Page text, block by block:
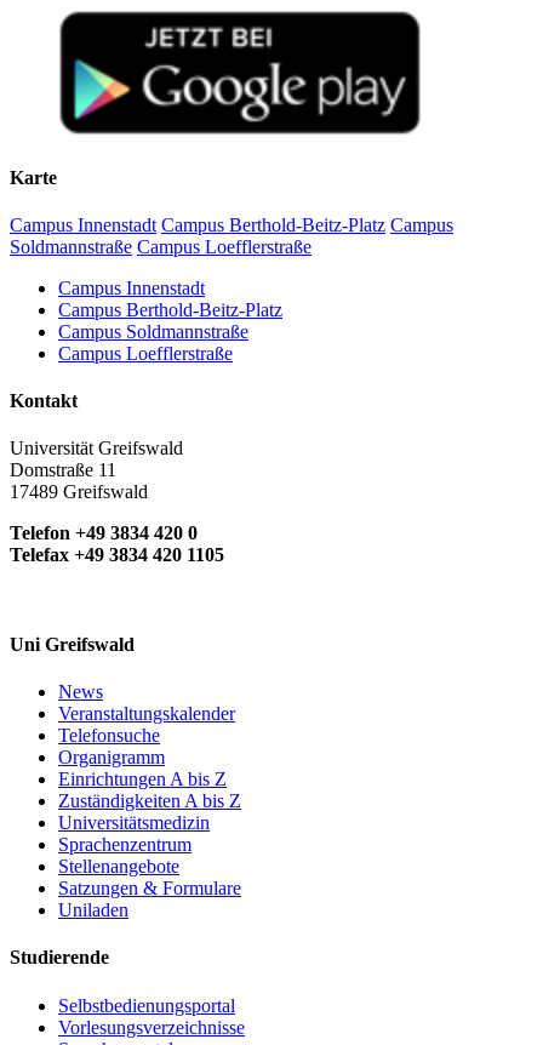
Karte
Campus Innenstadt Campus Berthold-Beitz-Platz Campus
Soldmannstraße Campus Loefflerstraße
Campus Innenstadt
Campus Berthold-Beitz-Platz
Campus Soldmannstraße
Campus Loefflerstraße
Kontakt
Universität Greifswald
Domstraße 11
17489 Greifswald
Telefon +49 3834 420 0
Telefax +49 3834 420 1105
Uni Greifswald
News
Veranstaltungskalender
Telefonsuche
Organigramm
Einrichtungen A bis Z
Zuständigkeiten A bis Z
Universitätsmedizin
Sprachenzentrum
Stellenangebote
Satzungen & Formulare
Uniladen
Studierende
Selbstbedienungsportal
Vorlesungsverzeichnisse